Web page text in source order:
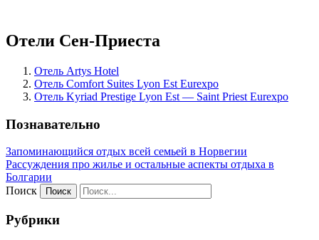
Отели Сен-Приеста
Отель Artys Hotel
Отель Comfort Suites Lyon Est Eurexpo
Отель Kyriad Prestige Lyon Est — Saint Priest Eurexpo
Познавательно
Запоминающийся отдых всей семьей в Норвегии
Рассуждения про жилье и остальные аспекты отдыха в
Болгарии
Поиск
Рубрики